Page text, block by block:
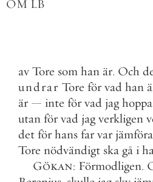
OM LB
av Tore som han är. Och
undrar Tore för vad han
är — inte för vad jag
utan för vad jag verkligen
det för hans far var
Tore nödvändigt ska gå i
Gökan: Förmodligen.